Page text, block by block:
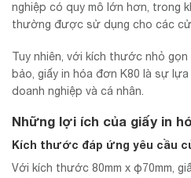
nghiệp có quy mô lớn hơn, trong
thường được sử dụng cho các
Tuy nhiên, với kích thước nhỏ
bảo, giấy in hóa đơn K80 là sự
doanh nghiệp và cá nhân.
Những lợi ích của giấy in
Kích thước đáp ứng yêu cầu
Với kích thước 80mm x φ70mm,